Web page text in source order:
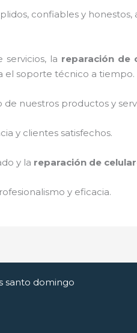
confiables y
la reparación de
el soporte técnico a tiempo.
nuestros productos y
y clientes satisfechos.
y la reparación de
y eficacia.
santo domingo